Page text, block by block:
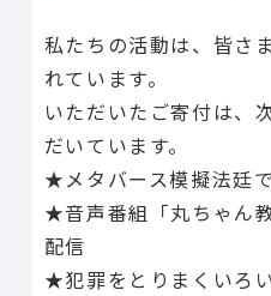
私たちの活動は、皆さ
れています。
いただいたご寄付は、
だいています。
★メタバース模擬法廷
★音声番組「丸ちゃん
配信
★犯罪をとりまくいろ